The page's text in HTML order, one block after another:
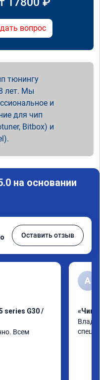
вопрос
тюнингу
лет. Мы
и
для чип
Bitbox) и
на основании
Оставить отзыв
series G30 /
Всем
А
«Чип